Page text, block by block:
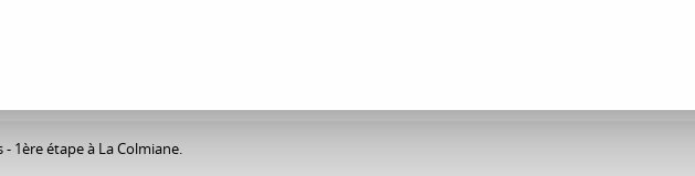
1ère étape à La Colmiane.